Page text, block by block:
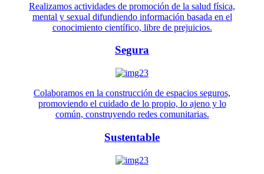
Realizamos actividades de promoción de la salud física,
mental y sexual difundiendo información basada en el
conocimiento científico, libre de prejuicios.
Segura
Colaboramos en la construcción de espacios seguros,
promoviendo el cuidado de lo propio, lo ajeno y lo
común, construyendo redes comunitarias.
Sustentable